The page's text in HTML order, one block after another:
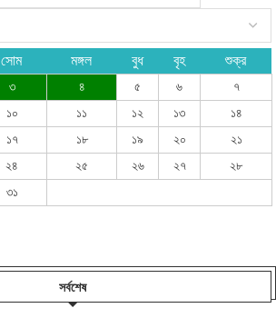
সোম মঙ্গল বুধ বৃহ শুক্র
৩ ৪ ৫ ৬
৭
১০ ১১ ১২ ১৩
১৪
১৭ ১৮ ১৯ ২০
২১
২৪ ২৫ ২৬ ২৭
২৮
৩১
সর্বশেষ